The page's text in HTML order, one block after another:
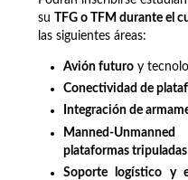
su
TFG o TFM durante el
las siguientes áreas:
Avión futuro y
Conectividad de
Integración de
Manned-
plataformas
Soporte logístico y